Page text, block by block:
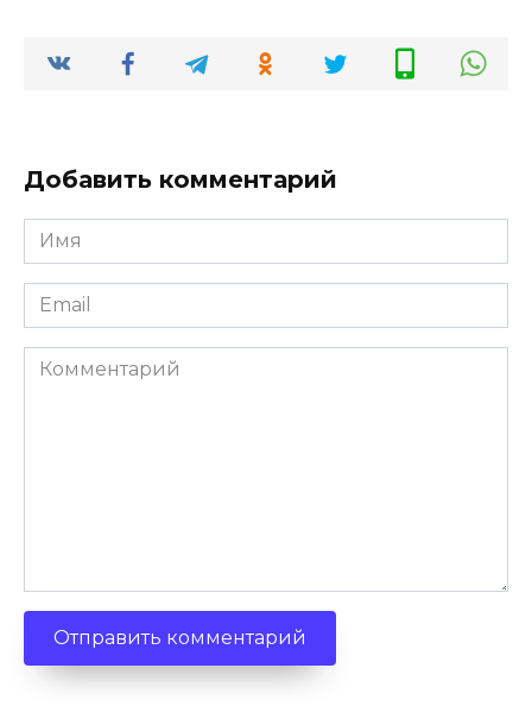
Добавить комментарий
Имя
*
Email
*
Комментарий